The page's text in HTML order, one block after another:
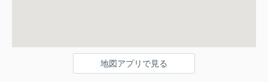
地図アプリで見る